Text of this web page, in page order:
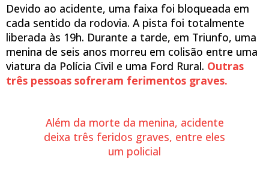
Devido ao acidente, uma faixa foi bloqueada em
cada sentido da rodovia. A pista foi totalmente
liberada às 19h. Durante a tarde, em Triunfo, uma
menina de seis anos morreu em colisão entre uma
viatura da Polícia Civil e uma Ford Rural. Outras
três pessoas sofreram ferimentos graves.
Além da morte da menina, acidente
deixa três feridos graves, entre eles
um policial